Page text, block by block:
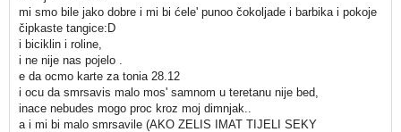
mi smo bile jako dobre i mi bi ćele' punoo čokoljade i barbika i pokoje
čipkaste tangice:D
i biciklin i roline,
i ne nije nas pojelo .
e da ocmo karte za tonia 28.12
i ocu da smrsavis malo mos' samnom u teretanu nije bed,
inace nebudes mogo proc kroz moj dimnjak..
a i mi bi malo smrsavile (AKO ZELIS IMAT TIJELI SEKY